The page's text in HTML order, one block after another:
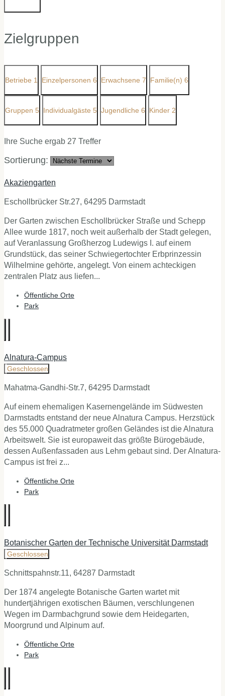
Zielgruppen
Betriebe 1 Einzelpersonen 6 Erwachsene 7 Familie(n) 6
Gruppen 5 Individualgäste 5 Jugendliche 6 Kinder 2
Ihre Suche ergab 27 Treffer
Sortierung:
Akaziengarten
Eschollbrücker Str.27, 64295 Darmstadt
Der Garten zwischen Eschollbrücker Straße und Schepp
Allee wurde 1817, noch weit außerhalb der Stadt gelegen,
auf Veranlassung Großherzog Ludewigs I. auf einem
Grundstück, das seiner Schwiegertochter Erbprinzessin
Wilhelmine gehörte, angelegt. Von einem achteckigen
zentralen Platz aus liefen...
Öffentliche Orte
Park
Alnatura-Campus
Geschlossen
Mahatma-Gandhi-Str.7, 64295 Darmstadt
Auf einem ehemaligen Kasernengelände im Südwesten
Darmstadts entstand der neue Alnatura Campus. Herzstück
des 55.000 Quadratmeter großen Geländes ist die Alnatura
Arbeitswelt. Sie ist europaweit das größte Bürogebäude,
dessen Außenfassaden aus Lehm gebaut sind. Der Alnatura-
Campus ist frei z...
Öffentliche Orte
Park
Botanischer Garten der Technische Universität Darmstadt
Geschlossen
Schnittspahnstr.11, 64287 Darmstadt
Der 1874 angelegte Botanische Garten wartet mit
hundertjährigen exotischen Bäumen, verschlungenen
Wegen im Darmbachgrund sowie dem Heidegarten,
Moorgrund und Alpinum auf.
Öffentliche Orte
Park